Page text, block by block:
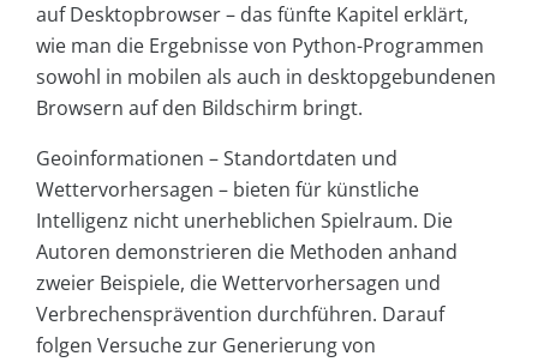
auf Desktopbrowser – das fünfte Kapitel erklärt,
wie man die Ergebnisse von Python-Programmen
sowohl in mobilen als auch in desktopgebundenen
Browsern auf den Bildschirm bringt.
Geoinformationen – Standortdaten und
Wettervorhersagen – bieten für künstliche
Intelligenz nicht unerheblichen Spielraum. Die
Autoren demonstrieren die Methoden anhand
zweier Beispiele, die Wettervorhersagen und
Verbrechensprävention durchführen. Darauf
folgen Versuche zur Generierung von